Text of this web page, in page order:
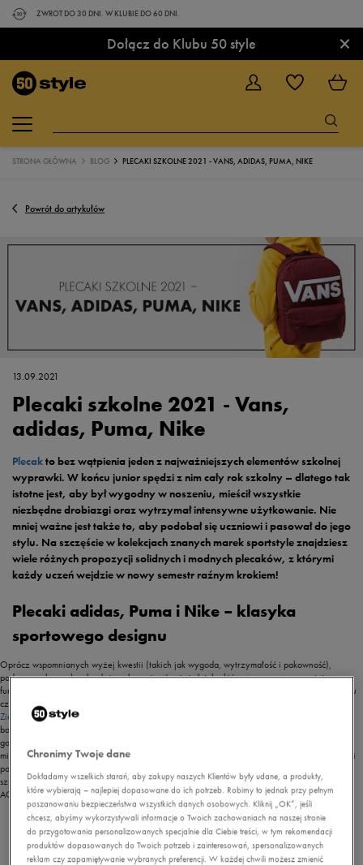
ZWROT DO 30 DNI. W KLUBIE DO 60 DNI.
Dołącz do Klubu 50 style ×
STRONA GŁÓWNA BLOG PLECAKI SZKOLNE 2021 - VANS, ADIDAS, PUMA, NIKE
Powrót do artykułów
13.09.2021
Plecaki szkolne 2021 - Vans,
adidas, Puma, Nike
Plecakto bez wątpienia jeden z najważniejszych elementów szkolnej
wyprawki. W końcu junior spędzi z nim cały rok szkolny – dlatego tak
istotne jest, aby był wygodny w noszeniu, mieścił wszystkie
niezbędne drobiazgi oraz wytrzymał intensywne użytkowanie. Nie
mniej ważne jest także to, aby podobał się uczniowi i pasował do jego
stylu. Na szczęście w kolekcjach znanych marek sportstyle znajdziesz
wiele różnych propozycji solidnych i modnych plecaków, z którymi
każdy uczeń wejdzie w nowy semestr raźnym krokiem!
Plecaki adidas, Puma i Nike – klasyka
sportowego designu
Oprócz wspomnianych wyżej kwestii (takich jak wygoda, wytrzymałość i pakowność),
podczas wyboru plecaka dużą rolę grają również detale, które znacząco poprawiają
funkcjonalność. Dodatkowe kieszonki, mocne ucho pozwalające na zawieszenie na haczyku
czy przegroda na laptopa – to wszystko wpływa na komfort użytkowania na co dzień.
Zielony plecak adidas
bokach oraz wygodne szelki. Model wpisuje się też w ideę troski o środowisko – wykonano
go z poliestru pochodzącego z recyklingu. Puma Plus Backpack II to natomiast coś dla
miłośników minimalizmu. Zawiera w sobie przegrodę na laptopa oraz siateczkowe kieszonki
po bokach, a dzięki czarnej kolorystyce będzie pasować do każdego zestawu. Jeśli jednak
szukasz czegoś z przykuwającym spojrzenie wzorem, sprawdźNike NK Heritage Backpack
AOP2. Wyróżnia go watowany tył oraz wytrzymała tkanina w militarny motyw.
Wybierz swój plecak szkolny Nike
Chronimy Twoje dane
Dokładamy wszelkich starań, aby zakupy naszych Klientów były udane, a produkty,
które wybierają – najlepiej dopasowane do ich potrzeb. Robimy to jednak przy pełnym
poszanowaniu bezpieczeństwa wszystkich danych osobowych. Kliknij „OK”, jeśli
chcesz, abyśmy wykorzystywali informacje o Twoich zachowaniach na naszej stronie
do przygotowania personalizowanych specjalnie dla Ciebie treści, w tym rekomendacji
produktów dopasowanych do Twoich potrzeb i zainteresowań, spersonalizowanych
reklam czy zapamiętywanie wybranych preferencji. W każdej chwili możesz zmienić